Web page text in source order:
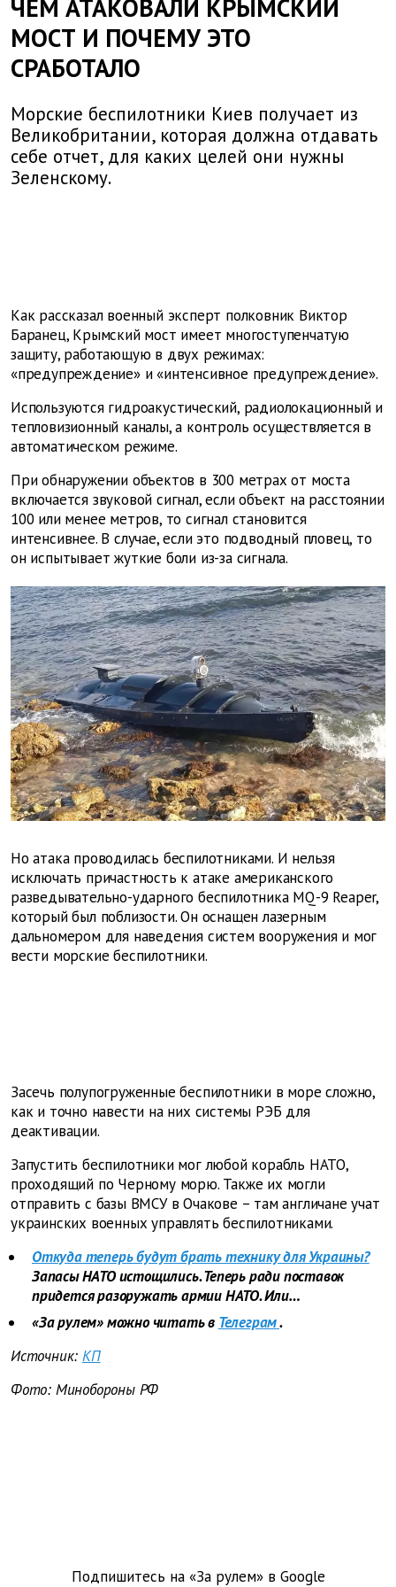
ЧЕМ АТАКОВАЛИ КРЫМСКИЙ
МОСТ И ПОЧЕМУ ЭТО
СРАБОТАЛО
Морские беспилотники Киев получает из
Великобритании, которая должна отдавать
себе отчет, для каких целей они нужны
Зеленскому.
Как рассказал военный эксперт полковник Виктор
Баранец, Крымский мост имеет многоступенчатую
защиту, работающую в двух режимах:
«предупреждение» и «интенсивное предупреждение».
Используются гидроакустический, радиолокационный и
тепловизионный каналы, а контроль осуществляется в
автоматическом режиме.
При обнаружении объектов в 300 метрах от моста
включается звуковой сигнал, если объект на расстоянии
100 или менее метров, то сигнал становится
интенсивнее. В случае, если это подводный пловец, то
он испытывает жуткие боли из-за сигнала.
Но атака проводилась беспилотниками. И нельзя
исключать причастность к атаке американского
разведывательно-ударного беспилотника MQ-9 Reaper,
который был поблизости. Он оснащен лазерным
дальномером для наведения систем вооружения и мог
вести морские беспилотники.
Засечь полупогруженные беспилотники в море сложно,
как и точно навести на них системы РЭБ для
деактивации.
Запустить беспилотники мог любой корабль НАТО,
проходящий по Черному морю. Также их могли
отправить с базы ВМСУ в Очакове – там англичане учат
украинских военных управлять беспилотниками.
Откуда теперь будут брать технику для Украины?
Запасы НАТО истощились. Теперь ради поставок
придется разоружать армии НАТО. Или…
«За рулем» можно читать в Телеграм.
Источник: КП
Фото: Минобороны РФ
Подпишитесь на «За рулем» в Google